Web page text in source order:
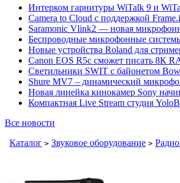
Интерком гарнитуры WiTalk 9 и
Camera to Cloud с поддержкой
Saramonic Vlink2 — новая
Беспроводные микрофонные
Новые устройства Roland для
Canon EOS R5c сможет писать 8К
Светильники SWIT с байонетом
Shure MV7 – динамический
Новая линейка кинокамер Sony
Компактная Live Stream студия
Все новости
Каталог > Звуковое оборудование >